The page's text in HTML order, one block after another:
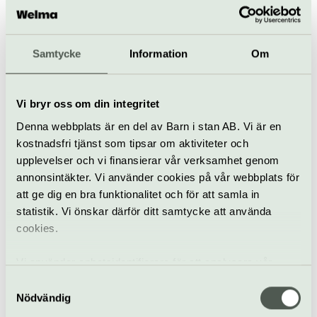
Samtycke Information Om
Vi bryr oss om din integritet
Denna webbplats är en del av Barn i stan AB. Vi är en
kostnadsfri tjänst som tipsar om aktiviteter och
upplevelser och vi finansierar vår verksamhet genom
annonsintäkter. Vi använder cookies på vår webbplats för
att ge dig en bra funktionalitet och för att samla in
statistik. Vi önskar därför ditt samtycke att använda
cookies.
Vi använder enhetsidentifierare för att analysera vår
samt tillhandahålla funktioner för sociala medier. Vi
vidarebefordrar även sådana identifierare och annan
Nödvändig
4–5 september
Dans
Hofesh Shechter (GBR)
1–4 oktober
Dansens Hus